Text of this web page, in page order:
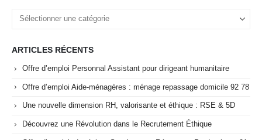
ARTICLES RÉCENTS
Offre d’emploi Personnal Assistant pour dirigeant humanitaire
Offre d’emploi Aide-ménagères : ménage repassage domicile 92 78
Une nouvelle dimension RH, valorisante et éthique : RSE & 5D
Découvrez une Révolution dans le Recrutement Éthique